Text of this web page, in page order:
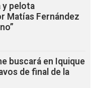
y pelota
Matías Fernández
buscará en Iquique
de final de la